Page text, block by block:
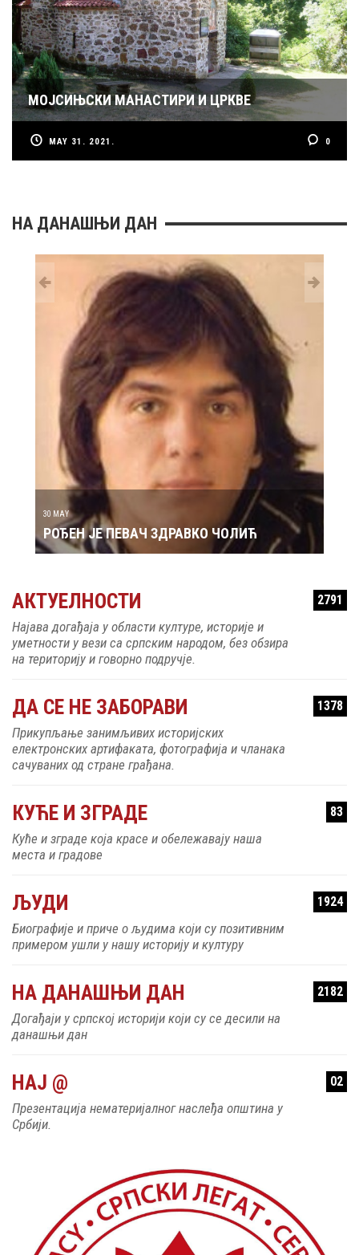
МОЈСИЊСКИ МАНАСТИРИ И ЦРКВЕ
MAY 31. 2021. 0
НА ДАНАШЊИ ДАН
30 MAY
РОЂЕН ЈЕ ПЕВАЧ ЗДРАВКО ЧОЛИЋ
АКТУЕЛНОСТИ 2791
Најава догађаја у области културе, историје и
уметности у вези са српским народом, без обзира
на територију и говорно подручје.
ДА СЕ НЕ ЗАБОРАВИ 1378
Прикупљање занимљивих историјских
електронских артифаката, фотографија и чланака
сачуваних од стране грађана.
КУЋЕ И ЗГРАДЕ 83
Куће и зграде која красе и обележавају наша
места и градове
ЉУДИ 1924
Биографије и приче о људима који су позитивним
примером ушли у нашу историју и културу
НА ДАНАШЊИ ДАН 2182
Догађаји у српској историји који су се десили на
данашњи дан
НАЈ @ 02
Презентација нематеријалног наслеђа општина у
Србији.